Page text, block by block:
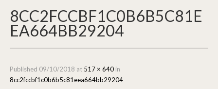
8CC2FCCBF1C0B6B5C81E
EA664BB29204
Published 09/10/2018 at 517 × 640 in
8cc2fccbf1c0b6b5c81eea664bb29204